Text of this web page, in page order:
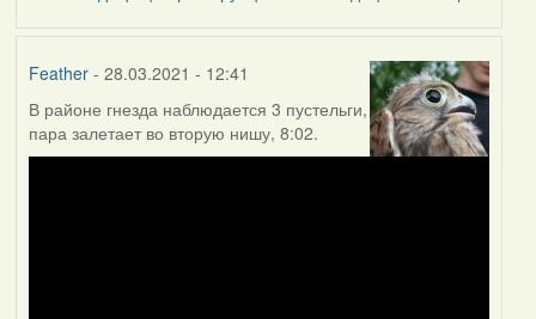
Feather- 28.03.2021 - 12:41
В районе гнезда наблюдается 3 пустельги,
пара залетает во вторую нишу, 8:02.